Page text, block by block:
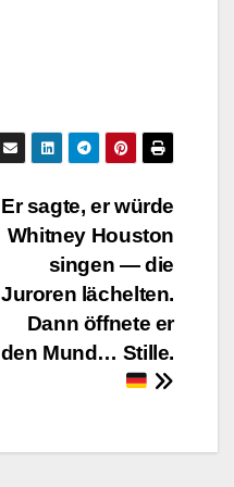
Er sagte, er würde
Whitney Houston
singen — die
Juroren lächelten.
Dann öffnete er
den Mund… Stille.